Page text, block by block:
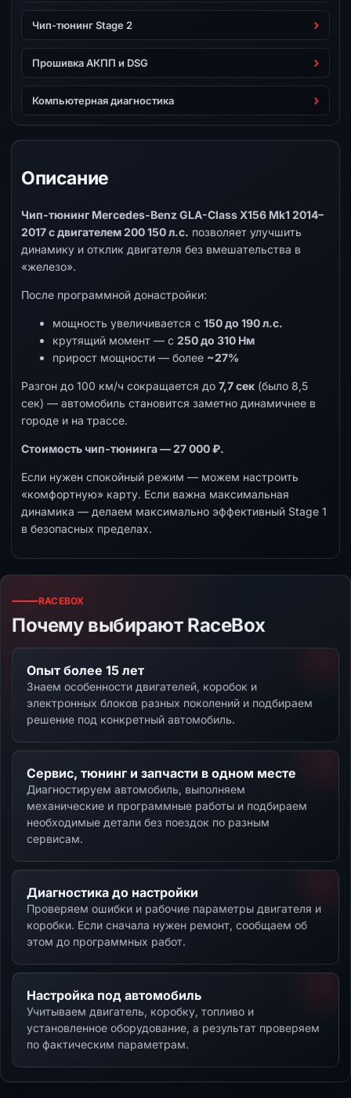
Чип-тюнинг Stage 2
Прошивка АКПП и DSG
Компьютерная диагностика
Описание
Чип-тюнинг Mercedes-Benz GLA-Class X156 Mk1 2014–
2017 с двигателем 200 150 л.с. позволяет улучшить
динамику и отклик двигателя без вмешательства в
«железо».
После программной донастройки:
мощность увеличивается с 150 до 190 л.с.
крутящий момент — с 250 до 310 Нм
прирост мощности — более ~27%
Разгон до 100 км/ч сокращается до 7,7 сек (было 8,5
сек) — автомобиль становится заметно динамичнее в
городе и на трассе.
Стоимость чип-тюнинга — 27 000 ₽.
Если нужен спокойный режим — можем настроить
«комфортную» карту. Если важна максимальная
динамика — делаем максимально эффективный Stage 1
в безопасных пределах.
RACEBOX
Почему выбирают RaceBox
Опыт более 15 лет
Знаем особенности двигателей, коробок и
электронных блоков разных поколений и подбираем
решение под конкретный автомобиль.
Сервис, тюнинг и запчасти в одном месте
Диагностируем автомобиль, выполняем
механические и программные работы и подбираем
необходимые детали без поездок по разным
сервисам.
Диагностика до настройки
Проверяем ошибки и рабочие параметры двигателя и
коробки. Если сначала нужен ремонт, сообщаем об
этом до программных работ.
Настройка под автомобиль
Учитываем двигатель, коробку, топливо и
установленное оборудование, а результат проверяем
по фактическим параметрам.